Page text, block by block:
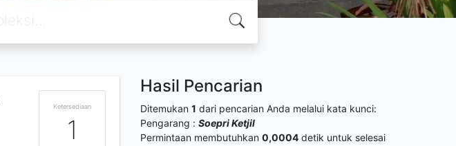
Ketersediaan
1
Hasil Pencarian
Ditemukan 1 dari pencarian Anda melalui kata kunci:
Pengarang : Soepri Ketjil
Permintaan membutuhkan 0,0004 detik untuk selesai